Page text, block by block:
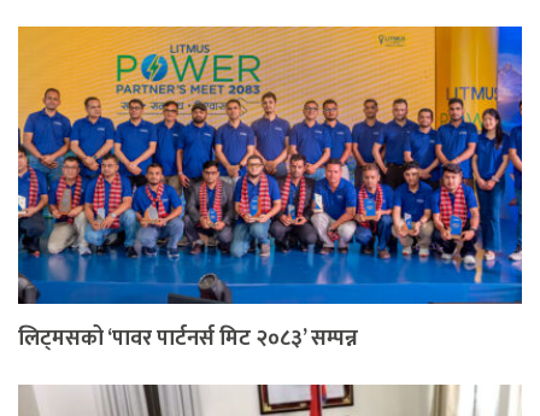
लिट्मसको ‘पावर पार्टनर्स मिट २०८३’ सम्पन्न